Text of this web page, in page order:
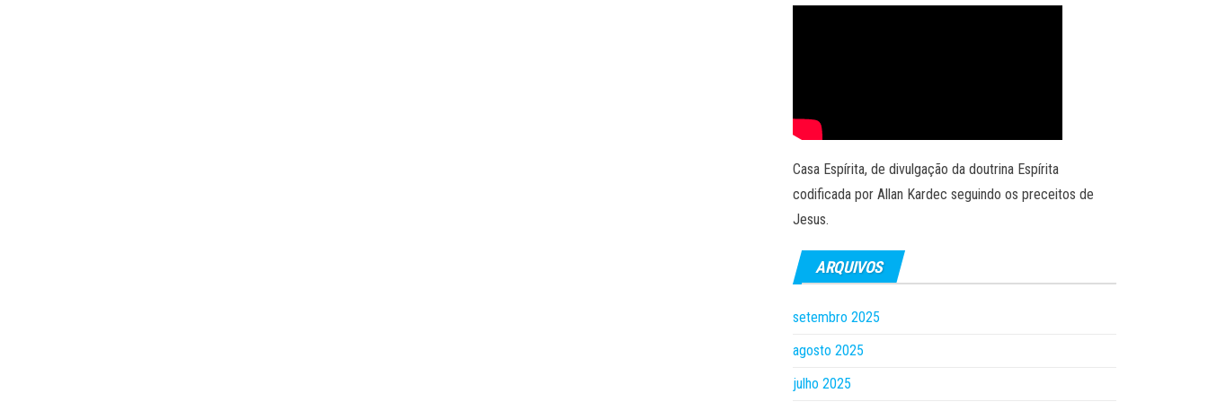
Casa Espírita, de divulgação da doutrina Espírita
codificada por Allan Kardec seguindo os preceitos de
Jesus.
ARQUIVOS
setembro 2025
agosto 2025
julho 2025